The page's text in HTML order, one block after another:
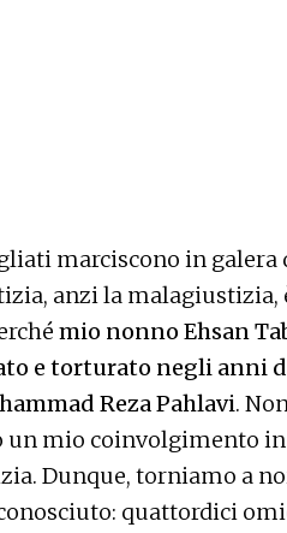
marciscono in galera
anzi la malagiustizia,
mio nonno Ehsan
e torturato negli anni
Reza Pahlavi.
un mio coinvolgimento
Dunque, torniamo a
quattordici